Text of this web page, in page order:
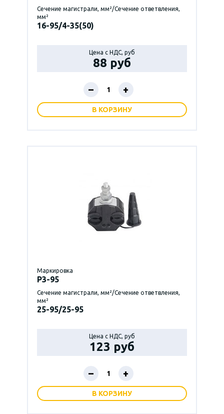
Сечение магистрали, мм²/Сечение ответвления,
мм²
16-95/4-35(50)
Цена с НДС, руб
88 руб
– +
В КОРЗИНУ
Маркировка
P3-95
Сечение магистрали, мм²/Сечение ответвления,
мм²
25-95/25-95
Цена с НДС, руб
123 руб
– +
В КОРЗИНУ